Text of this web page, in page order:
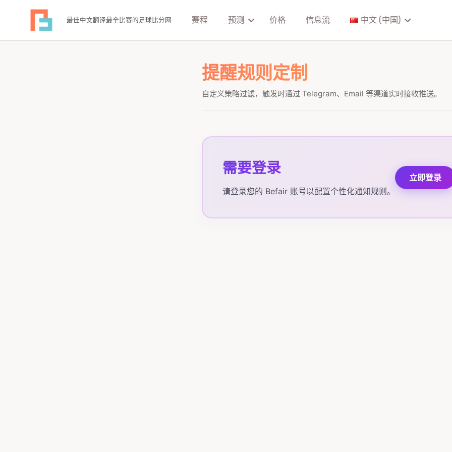
最佳中文翻译最全比赛的足球比分网 赛程 预测 价格 信息流 中文 (中国)
提醒规则定制
自定义策略过滤，触发时通过 Telegram、Email 等渠道实时接收推送。
需要登录
请登录您的 Befair 账号以配置个性化通知规则。
立即登录